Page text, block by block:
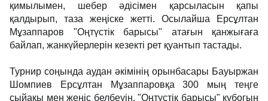
қимылымен, шебер әдісімен қарсыласын қапы
қалдырып, таза жеңіске жетті. Осылайша Ерсұлтан
Мұзаппаров "Оңтүстік барысы" атағын қанжығаға
байлап, жанкүйерлерін кезекті рет қуантып тастады.
Турнир соңында аудан әкімінің орынбасары Бауыржан
Шомпиев Ерсұлтан Мұзаппаровқа 300 мың теңге
сыйақы мен жеңіс белбеуін, "Оңтүстік барысы" кубогын